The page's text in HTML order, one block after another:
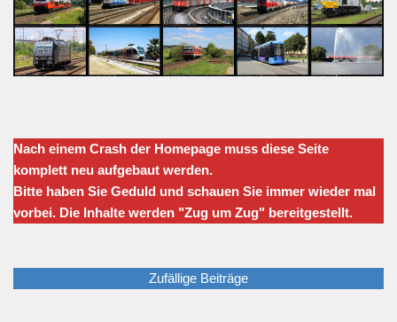
Nach einem Crash der Homepage muss diese Seite
komplett neu aufgebaut werden.
Bitte haben Sie Geduld und schauen Sie immer wieder mal
vorbei. Die Inhalte werden "Zug um Zug" bereitgestellt.
Zufällige Beiträge